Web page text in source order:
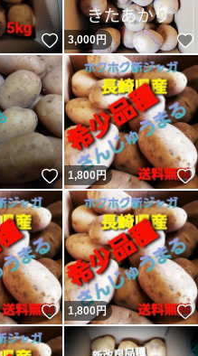
いいね！
3,000円
いいね！
1,800 円
いいね！
1,800 円